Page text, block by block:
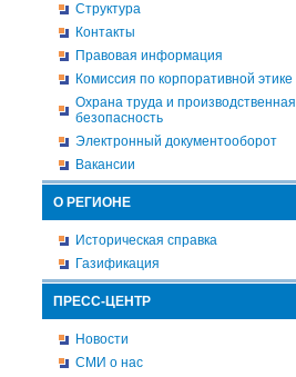
Структура
Контакты
Правовая информация
Комиссия по корпоративной этике
Охрана труда и производственная
безопасность
Электронный документооборот
Вакансии
О РЕГИОНЕ
Историческая справка
Газификация
ПРЕСС-ЦЕНТР
Новости
СМИ о нас